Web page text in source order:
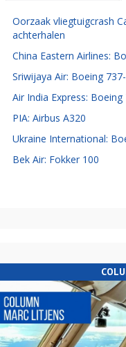
Oorzaak vliegtuigcrash
achterhalen
China Eastern Airlines:
Sriwijaya Air: Boeing
Air India Express: Boeing
PIA: Airbus A320
Ukraine International:
Bek Air: Fokker 100